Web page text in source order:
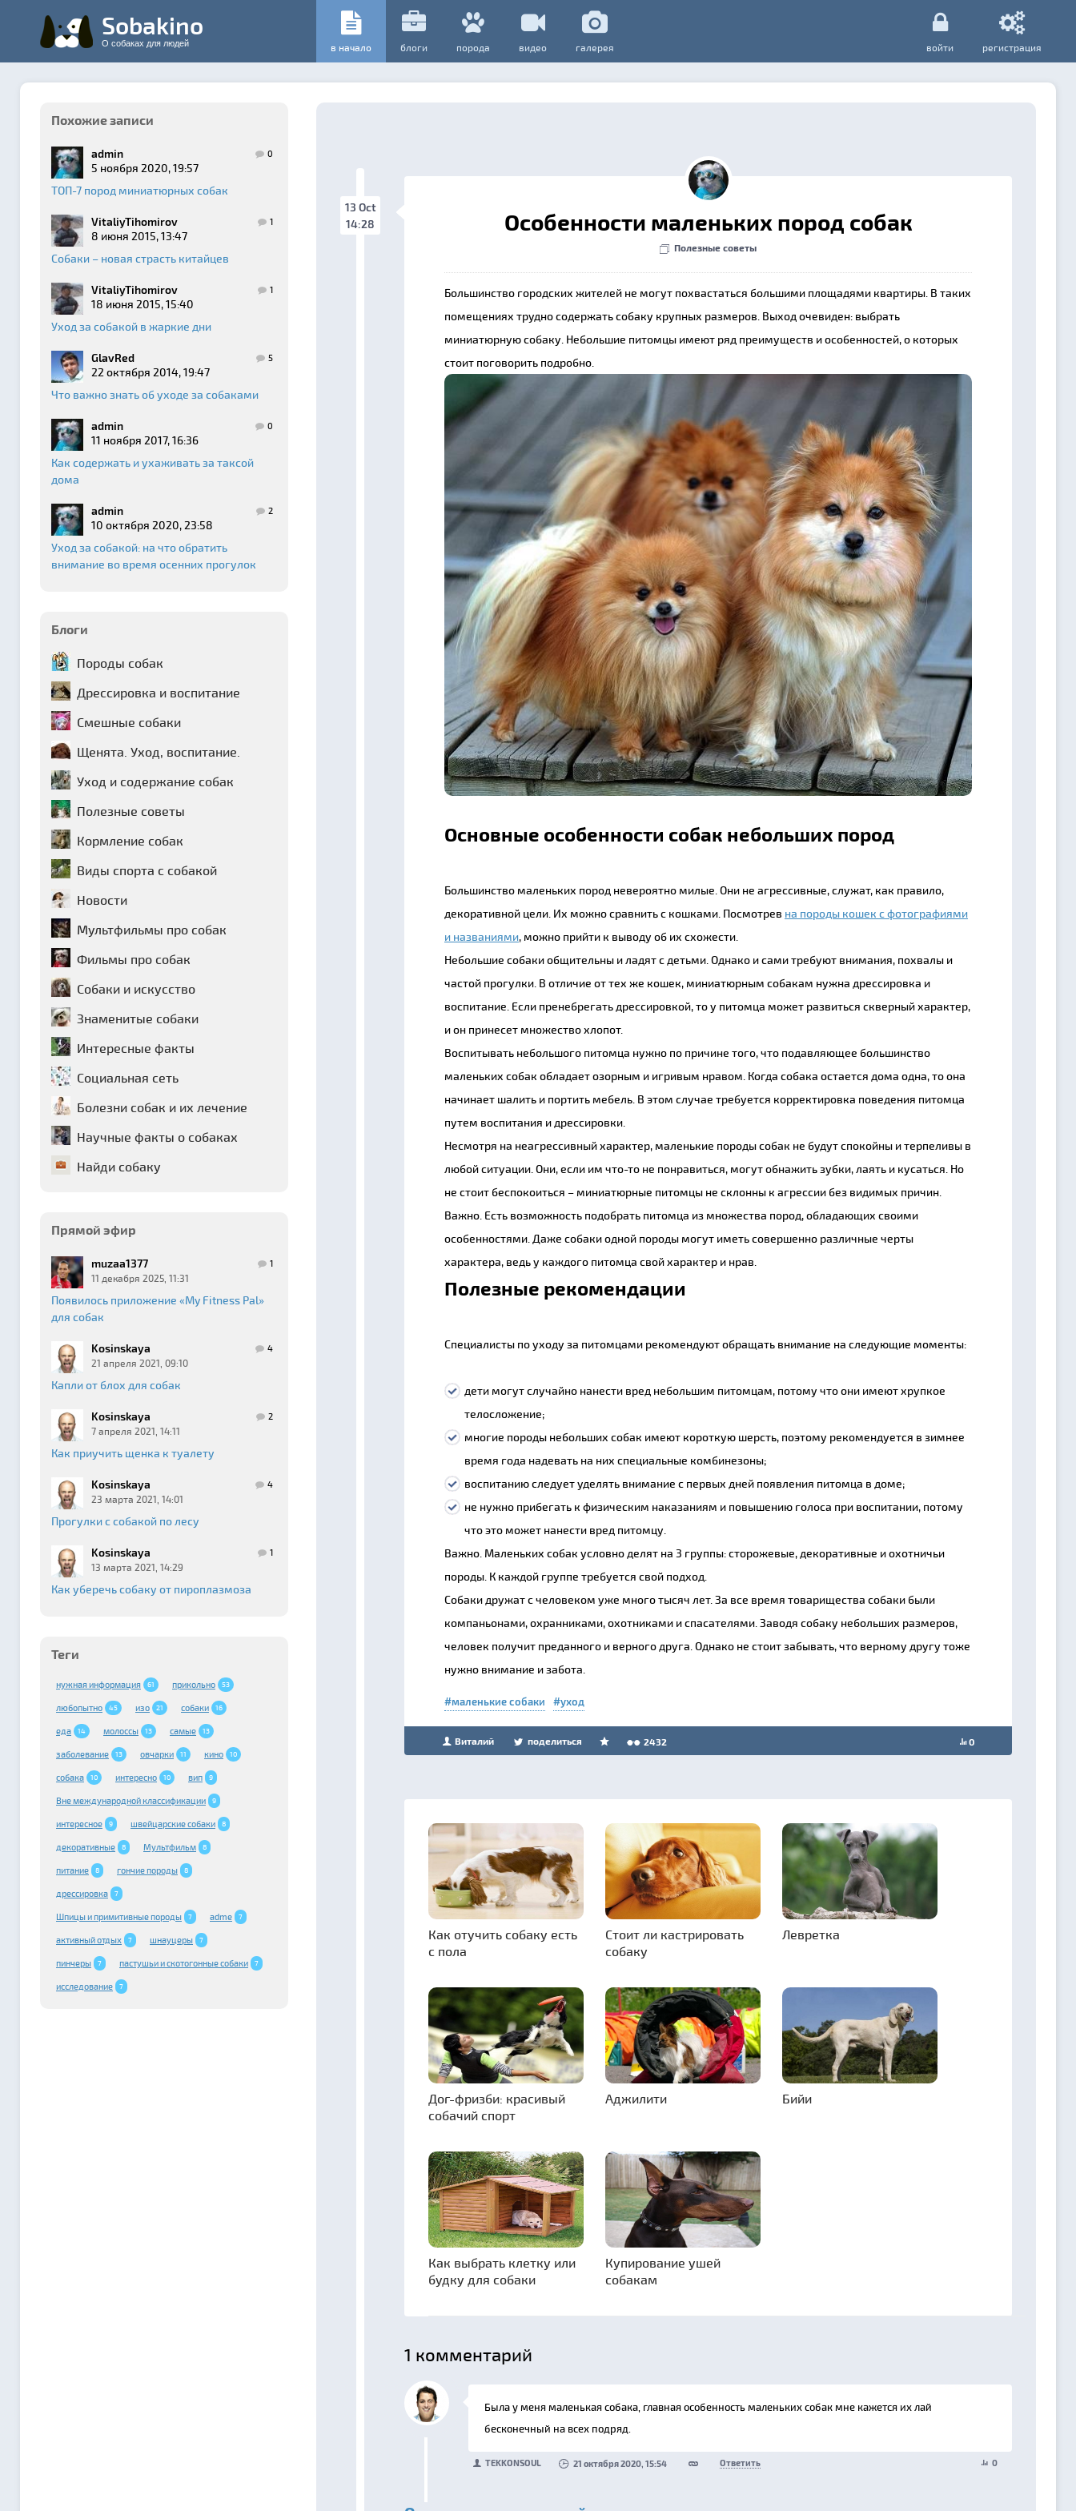
Sobakino
О собаках для людей в начало блоги порода видео галерея войти регистрация
Похожие записи
0
admin
5 ноября 2020, 19:57
ТОП-7 пород миниатюрных собак
1
VitaliyTihomirov
8 июня 2015, 13:47
Собаки – новая страсть китайцев
1
VitaliyTihomirov
18 июня 2015, 15:40
Уход за собакой в жаркие дни
5
GlavRed
22 октября 2014, 19:47
Что важно знать об уходе за собаками
0
admin
11 ноября 2017, 16:36
Как содержать и ухаживать за таксой
дома
2
admin
10 октября 2020, 23:58
Уход за собакой: на что обратить
внимание во время осенних прогулок
Блоги
Породы собак
Дрессировка и воспитание
Смешные собаки
Щенята. Уход, воспитание.
Уход и содержание собак
Полезные советы
Кормление собак
Виды спорта с собакой
Новости
Мультфильмы про собак
Фильмы про собак
Собаки и искусство
Знаменитые собаки
Интересные факты
Социальная сеть
Болезни собак и их лечение
Научные факты о собаках
Найди собаку
Прямой эфир
1
muzaa1377
11 декабря 2025, 11:31
Появилось приложение «My Fitness Pal»
для собак
4
Kosinskaya
21 апреля 2021, 09:10
Капли от блох для собак
2
Kosinskaya
7 апреля 2021, 14:11
Как приучить щенка к туалету
4
Kosinskaya
23 марта 2021, 14:01
Прогулки с собакой по лесу
1
Kosinskaya
13 марта 2021, 14:29
Как уберечь собаку от пироплазмоза
Теги
нужная информация 61 прикольно 53
любопытно 45 изо 21 собаки 16
еда 14 молоссы 13 самые 13
заболевание 13 овчарки 11 кино 10
собака 10 интересно 10 вип 9
Вне международной классификации 9
интересное 9 швейцарские cобаки 8
декоративные 8 Мультфильм 8
питание 8 гончие породы 8
дрессировка 7
Шпицы и примитивные породы 7 adme 7
активный отдых 7 шнауцеры 7
пинчеры 7 пастушьи и скотогонные собаки 7
исследование 7
13 Oct
14:28
Особенности маленьких пород собак
Полезные советы
Большинство городских жителей не могут похвастаться большими площадями квартиры. В таких
помещениях трудно содержать собаку крупных размеров. Выход очевиден: выбрать
миниатюрную собаку. Небольшие питомцы имеют ряд преимуществ и особенностей, о которых
стоит поговорить подробно.
Основные особенности собак небольших пород
Большинство маленьких пород невероятно милые. Они не агрессивные, служат, как правило,
декоративной цели. Их можно сравнить с кошками. Посмотрев на породы кошек с фотографиями
и названиями, можно прийти к выводу об их схожести.
Небольшие собаки общительны и ладят с детьми. Однако и сами требуют внимания, похвалы и
частой прогулки. В отличие от тех же кошек, миниатюрным собакам нужна дрессировка и
воспитание. Если пренебрегать дрессировкой, то у питомца может развиться скверный характер,
и он принесет множество хлопот.
Воспитывать небольшого питомца нужно по причине того, что подавляющее большинство
маленьких собак обладает озорным и игривым нравом. Когда собака остается дома одна, то она
начинает шалить и портить мебель. В этом случае требуется корректировка поведения питомца
путем воспитания и дрессировки.
Несмотря на неагрессивный характер, маленькие породы собак не будут спокойны и терпеливы в
любой ситуации. Они, если им что-то не понравиться, могут обнажить зубки, лаять и кусаться. Но
не стоит беспокоиться – миниатюрные питомцы не склонны к агрессии без видимых причин.
Важно. Есть возможность подобрать питомца из множества пород, обладающих своими
особенностями. Даже собаки одной породы могут иметь совершенно различные черты
характера, ведь у каждого питомца свой характер и нрав.
Полезные рекомендации
Специалисты по уходу за питомцами рекомендуют обращать внимание на следующие моменты:
дети могут случайно нанести вред небольшим питомцам, потому что они имеют хрупкое
телосложение;
многие породы небольших собак имеют короткую шерсть, поэтому рекомендуется в зимнее
время года надевать на них специальные комбинезоны;
воспитанию следует уделять внимание с первых дней появления питомца в доме;
не нужно прибегать к физическим наказаниям и повышению голоса при воспитании, потому
что это может нанести вред питомцу.
Важно. Маленьких собак условно делят на 3 группы: сторожевые, декоративные и охотничьи
породы. К каждой группе требуется свой подход.
Собаки дружат с человеком уже много тысяч лет. За все время товарищества собаки были
компаньонами, охранниками, охотниками и спасателями. Заводя собаку небольших размеров,
человек получит преданного и верного друга. Однако не стоит забывать, что верному другу тоже
нужно внимание и забота.
маленькие собаки уход
Виталий поделиться 0
2432
Как отучить собаку есть
с пола
Стоит ли кастрировать
собаку
Левретка
Дог-фризби: красивый
собачий спорт
Аджилити Бийи
Как выбрать клетку или
будку для собаки
Купирование ушей
собакам
1 комментарий
Была у меня маленькая собака, главная особенность маленьких собак мне кажется их лай
бесконечный на всех подряд.
TEKKONSOUL 21 октября 2020, 15:54 0
Ответить